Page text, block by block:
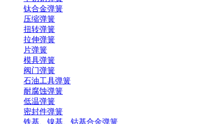
钛合金弹簧
压缩弹簧
扭转弹簧
拉伸弹簧
片弹簧
模具弹簧
阀门弹簧
石油工具弹簧
耐腐蚀弹簧
低温弹簧
密封件弹簧
铁基、镍基、钴基合金弹簧